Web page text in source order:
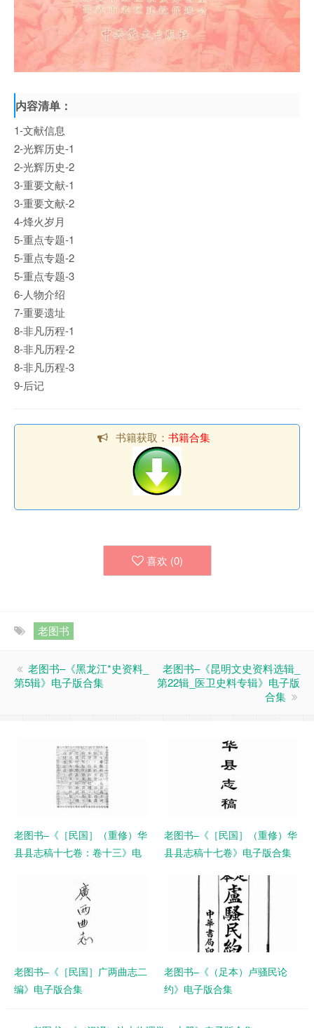
内容清单：
1-文献信息
2-光辉历史-1
2-光辉历史-2
3-重要文献-1
3-重要文献-2
4-烽火岁月
5-重点专题-1
5-重点专题-2
5-重点专题-3
6-人物介绍
7-重要遗址
8-非凡历程-1
8-非凡历程-2
8-非凡历程-3
9-后记
书籍获取： 书籍合集
喜欢 (0)
老图书
老图书–《黑龙江*史资料_
第5辑》电子版合集
老图书–《昆明文史资料选辑_
第22辑_医卫史料专辑》电子版
合集
老图书–《［民国］（重修）华
县县志稿十七卷：卷十三》电
老图书–《［民国］（重修）华
县县志稿十七卷》电子版合集
老图书–《［民国］广两曲志二
编》电子版合集
老图书–《（足本）卢骚民论
约》电子版合集